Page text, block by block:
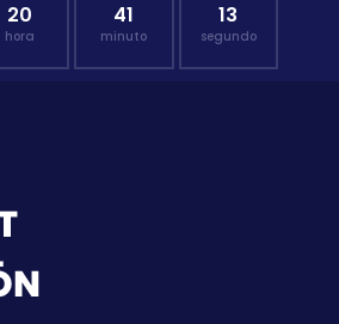
20
hora
41
minuto
13
segundo